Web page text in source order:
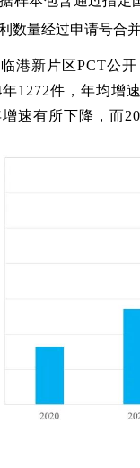
数量经过申请号合
港新片区PCT公
1272件，年均增
速有所下降，而